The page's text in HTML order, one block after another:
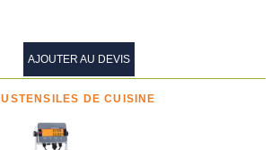
AJOUTER AU DEVIS
USTENSILES DE CUISINE